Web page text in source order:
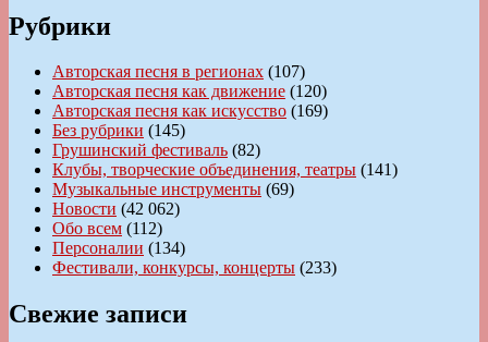
Рубрики
Авторская песня в регионах (107)
Авторская песня как движение (120)
Авторская песня как искусство (169)
Без рубрики (145)
Грушинский фестиваль (82)
Клубы, творческие объединения, театры (141)
Музыкальные инструменты (69)
Новости (42 062)
Обо всем (112)
Персоналии (134)
Фестивали, конкурсы, концерты (233)
Свежие записи